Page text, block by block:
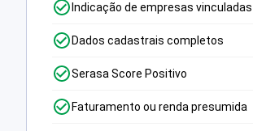
Indicação de empresas vinculadas
Dados cadastrais completos
Serasa Score Positivo
Faturamento ou renda presumida